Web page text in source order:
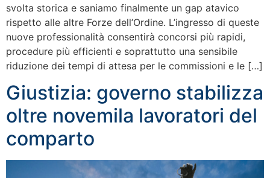
svolta storica e saniamo finalmente un gap atavico
rispetto alle altre Forze dell’Ordine. L’ingresso di queste
nuove professionalità consentirà concorsi più rapidi,
procedure più efficienti e soprattutto una sensibile
riduzione dei tempi di attesa per le commissioni e le […]
Giustizia: governo stabilizza
oltre novemila lavoratori del
comparto